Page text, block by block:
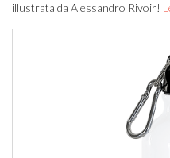
illustrata da Alessandro Rivoir!